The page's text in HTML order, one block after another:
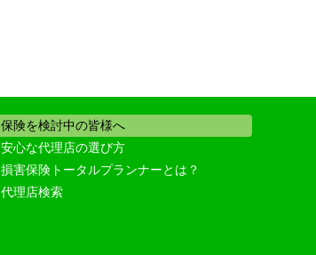
保険を検討中の皆様へ
安心な代理店の選び方
損害保険トータルプランナーとは？
代理店検索